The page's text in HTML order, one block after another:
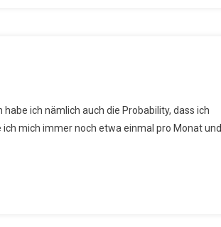
ich nämlich auch die Probability, dass ich
mich immer noch etwa einmal pro Monat und